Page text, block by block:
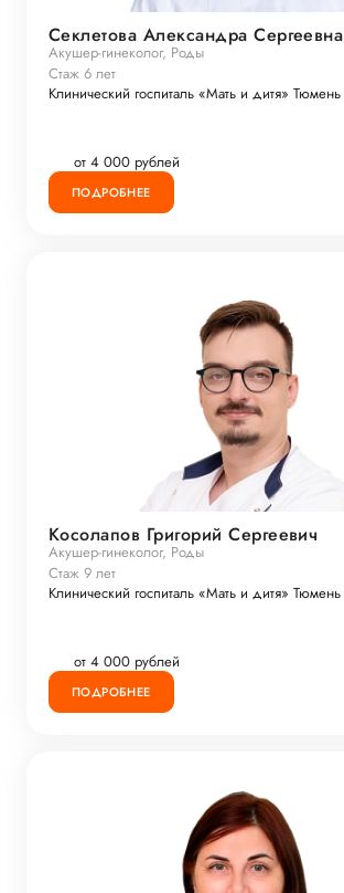
Секлетова Александра Сергеевна
Акушер-гинеколог, Роды
Стаж 6 лет
Клинический госпиталь «Мать и дитя» Тюмень
от 4 000 рублей
ПОДРОБНЕЕ
Косолапов Григорий Сергеевич
Акушер-гинеколог, Роды
Стаж 9 лет
Клинический госпиталь «Мать и дитя» Тюмень
от 4 000 рублей
ПОДРОБНЕЕ